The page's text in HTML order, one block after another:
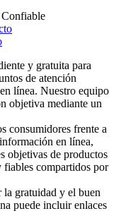
de atención
línea. Nuestro equipo
objetiva mediante un
frente a
en línea,
de productos
fiables compartidos por
gratuidad y el buen
puede incluir enlaces
en ningún caso al